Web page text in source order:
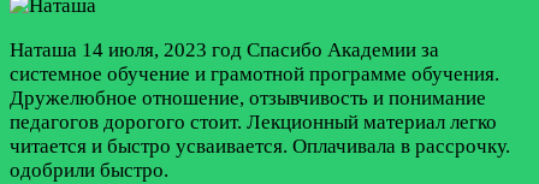
Наташа 14 июля, 2023 год Спасибо Академии за
системное обучение и грамотной программе обучения.
Дружелюбное отношение, отзывчивость и понимание
педагогов дорогого стоит. Лекционный материал легко
читается и быстро усваивается. Оплачивала в рассрочку.
одобрили быстро.